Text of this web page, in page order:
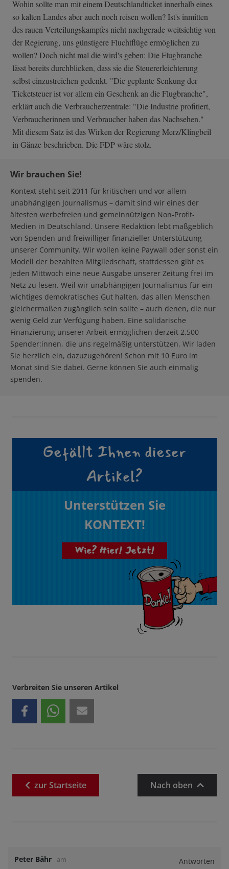
Wohin sollte man mit einem Deutschlandticket innerhalb eines
so kalten Landes aber auch noch reisen wollen? Ist's inmitten
des rauen Verteilungskampfes nicht nachgerade weitsichtig von
der Regierung, uns günstigere Fluchtflüge ermöglichen zu
wollen? Doch nicht mal die wird's geben: Die Flugbranche
lässt bereits durchblicken, dass sie die Steuererleichterung
selbst einzustreichen gedenkt. "Die geplante Senkung der
Ticketsteuer ist vor allem ein Geschenk an die Flugbranche",
erklärt auch die Verbraucherzentrale: "Die Industrie profitiert,
Verbraucherinnen und Verbraucher haben das Nachsehen."
Mit diesem Satz ist das Wirken der Regierung Merz/Klingbeil
in Gänze beschrieben. Die FDP wäre stolz.
Wir brauchen Sie!
Kontext steht seit 2011 für kritischen und vor allem
unabhängigen Journalismus – damit sind wir eines der
ältesten werbefreien und gemeinnützigen Non-Profit-
Medien in Deutschland. Unsere Redaktion lebt maßgeblich
von Spenden und freiwilliger finanzieller Unterstützung
unserer Community. Wir wollen keine Paywall oder sonst ein
Modell der bezahlten Mitgliedschaft, stattdessen gibt es
jeden Mittwoch eine neue Ausgabe unserer Zeitung frei im
Netz zu lesen. Weil wir unabhängigen Journalismus für ein
wichtiges demokratisches Gut halten, das allen Menschen
gleichermaßen zugänglich sein sollte – auch denen, die nur
wenig Geld zur Verfügung haben. Eine solidarische
Finanzierung unserer Arbeit ermöglichen derzeit 2.500
Spender:innen, die uns regelmäßig unterstützen. Wir laden
Sie herzlich ein, dazuzugehören! Schon mit 10 Euro im
Monat sind Sie dabei. Gerne können Sie auch einmalig
spenden.
Gefällt Ihnen dieser
Artikel?
Unterstützen Sie
KONTEXT!
Wie? Hier! Jetzt!
Verbreiten Sie unseren Artikel
zurStartseite Nach oben
Peter Bähr am Antworten